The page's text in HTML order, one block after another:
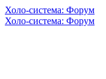
Холо-система: Форум
Холо-система: Форум